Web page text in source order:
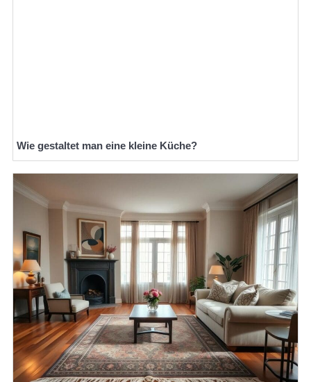
Wie gestaltet man eine kleine Küche?